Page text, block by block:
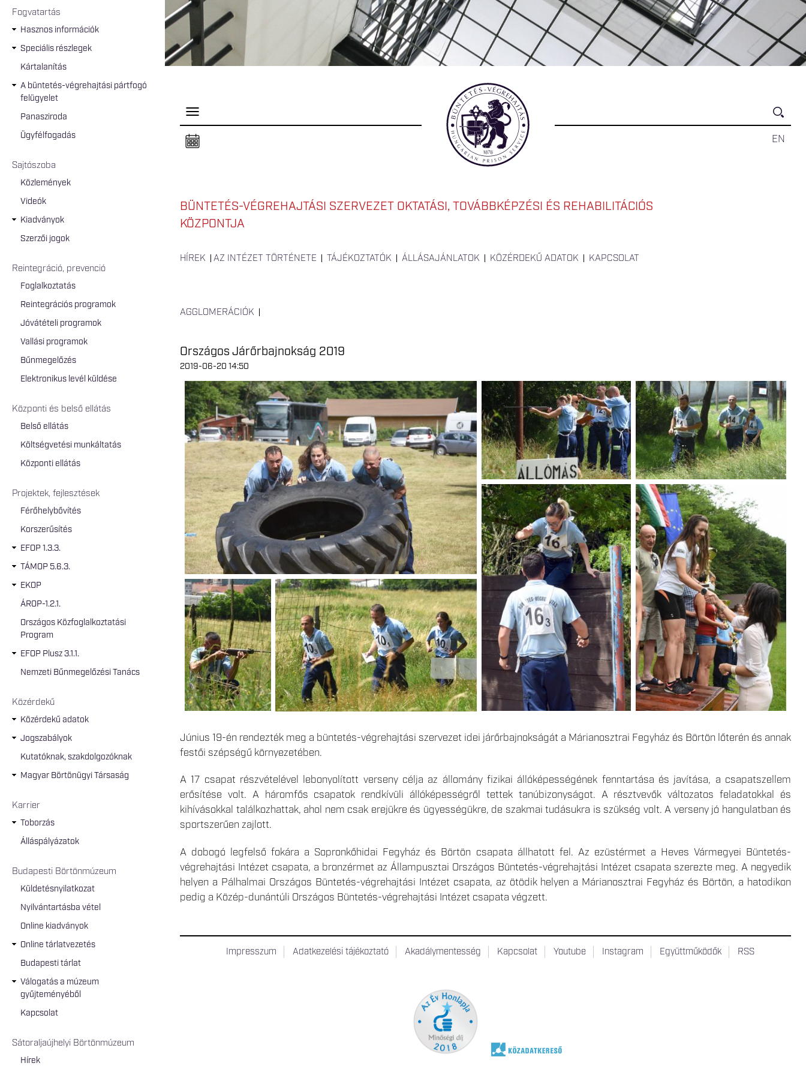
Fogvatartás
Hasznos információk
Speciális részlegek
Kártalanítás
A büntetés-végrehajtási pártfogó
felügyelet
Panasziroda
Ügyfélfogadás
Sajtószoba
Közlemények
Videók
Kiadványok
Szerzői jogok
Reintegráció, prevenció
Foglalkoztatás
Reintegrációs programok
Jóvátételi programok
Vallási programok
Bűnmegelőzés
Elektronikus levél küldése
Központi és belső ellátás
Belső ellátás
Költségvetési munkáltatás
Központi ellátás
Projektek, fejlesztések
Férőhelybővítés
Korszerűsítés
EFOP 1.3.3.
TÁMOP 5.6.3.
EKOP
ÁROP-1.2.1.
Országos Közfoglalkoztatási
Program
EFOP Plusz 3.1.1.
Nemzeti Bűnmegelőzési Tanács
Közérdekű
Közérdekű adatok
Jogszabályok
Kutatóknak, szakdolgozóknak
Magyar Börtönügyi Társaság
Karrier
Toborzás
Álláspályázatok
Budapesti Börtönmúzeum
Küldetésnyilatkozat
Nyilvántartásba vétel
Online kiadványok
Online tárlatvezetés
Budapesti tárlat
Válogatás a múzeum
gyűjteményéből
Kapcsolat
Sátoraljaújhelyi Börtönmúzeum
Hírek
EN
P
e
l
s
a
BÜNTETÉS-VÉGREHAJTÁSI SZERVEZET OKTATÁSI, TOVÁBBKÉPZÉSI ÉS REHABILITÁCIÓS
KÖZPONTJA
HÍREK AZ INTÉZET TÖRTÉNETE TÁJÉKOZTATÓK ÁLLÁSAJÁNLATOK KÖZÉRDEKŰ ADATOK KAPCSOLAT
AGGLOMERÁCIÓK
Országos Járőrbajnokság 2019
2019-06-20 14:50
Június 19-én rendezték meg a büntetés-végrehajtási szervezet idei járőrbajnokságát a Márianosztrai Fegyház és Börtön lőterén és annak
festői szépségű környezetében.
A 17 csapat részvételével lebonyolított verseny célja az állomány fizikai állóképességének fenntartása és javítása, a csapatszellem
erősítése volt. A háromfős csapatok rendkívüli állóképességről tettek tanúbizonyságot. A résztvevők változatos feladatokkal és
kihívásokkal találkozhattak, ahol nem csak erejükre és ügyességükre, de szakmai tudásukra is szükség volt. A verseny jó hangulatban és
sportszerűen zajlott.
A dobogó legfelső fokára a Sopronkőhidai Fegyház és Börtön csapata állhatott fel. Az ezüstérmet a Heves Vármegyei Büntetés-
végrehajtási Intézet csapata, a bronzérmet az Állampusztai Országos Büntetés-végrehajtási Intézet csapata szerezte meg. A negyedik
helyen a Pálhalmai Országos Büntetés-végrehajtási Intézet csapata, az ötödik helyen a Márianosztrai Fegyház és Börtön, a hatodikon
pedig a Közép-dunántúli Országos Büntetés-végrehajtási Intézet csapata végzett.
Impresszum Adatkezelési tájékoztató Akadálymentesség Kapcsolat Youtube Instagram Együttműködők RSS